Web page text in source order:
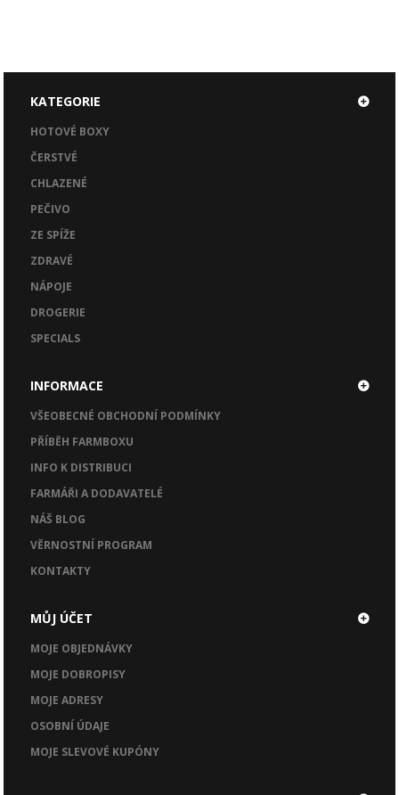
KATEGORIE
HOTOVÉ BOXY
ČERSTVÉ
CHLAZENÉ
PEČIVO
ZE SPÍŽE
ZDRAVÉ
NÁPOJE
DROGERIE
SPECIALS
INFORMACE
VŠEOBECNÉ OBCHODNÍ PODMÍNKY
PŘÍBĚH FARMBOXU
INFO K DISTRIBUCI
FARMÁŘI A DODAVATELÉ
NÁŠ BLOG
VĚRNOSTNÍ PROGRAM
KONTAKTY
MŮJ ÚČET
MOJE OBJEDNÁVKY
MOJE DOBROPISY
MOJE ADRESY
OSOBNÍ ÚDAJE
MOJE SLEVOVÉ KUPÓNY